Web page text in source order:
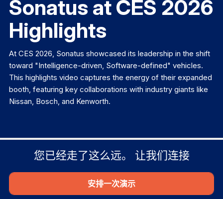
Sonatus at CES 2026
Highlights
At CES 2026, Sonatus showcased its leadership in the shift
toward "Intelligence-driven, Software-defined" vehicles.
This highlights video captures the energy of their expanded
booth, featuring key collaborations with industry giants like
Nissan, Bosch, and Kenworth.
您已经走了这么远。 让我们连接
安排一次演示